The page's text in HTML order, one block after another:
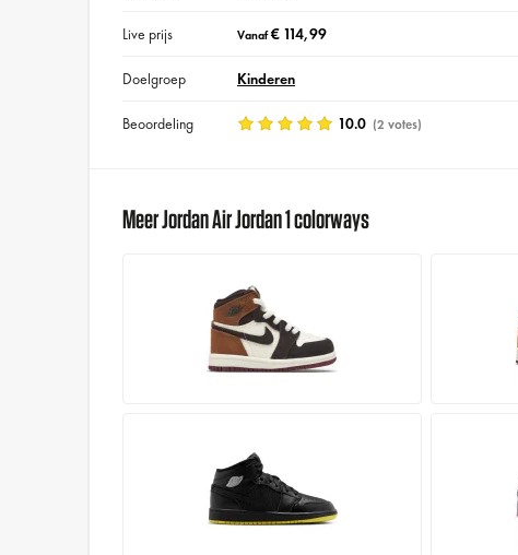
Live prijs Vanaf€ 114,99
Doelgroep Kinderen
Beoordeling 10.0 (2 votes)
Meer Jordan Air Jordan 1 colorways